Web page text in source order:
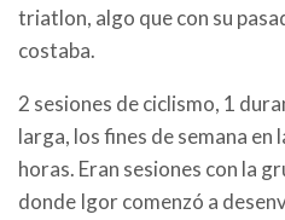
triatlon, algo que con su
costaba.
2 sesiones de ciclismo, 1
larga, los fines de semana en
horas. Eran sesiones con la
donde Igor comenzó a